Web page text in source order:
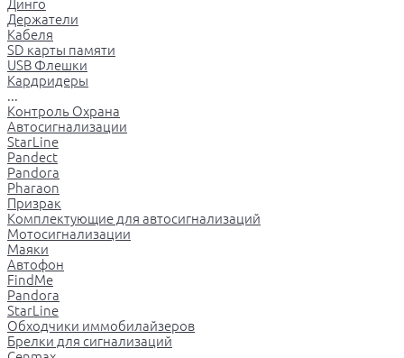
Динго
Держатели
Кабеля
SD карты памяти
USB Флешки
Кардридеры
...
Контроль Охрана
Автосигнализации
StarLine
Pandect
Pandora
Pharaon
Призрак
Комплектующие для автосигнализаций
Мотосигнализации
Маяки
Автофон
FindMe
Pandora
StarLine
Обходчики иммобилайзеров
Брелки для сигнализаций